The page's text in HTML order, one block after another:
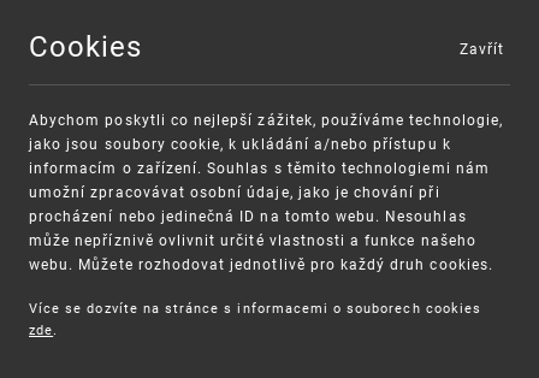
MENU
UPV
Cookies
Abychom poskytli co nejlepší zážitek, používáme technologie,
jako jsou soubory cookie, k ukládání a/nebo přístupu k
informacím o zařízení. Souhlas s těmito technologiemi nám
umožní zpracovávat osobní údaje, jako je chování při
procházení nebo jedinečná ID na tomto webu. Nesouhlas
může nepříznivě ovlivnit určité vlastnosti a funkce našeho
webu. Můžete rozhodovat jednotlivě pro každý druh cookies.
Více se dozvíte na stránce s informacemi o souborech cookies
zde.
Zavřít